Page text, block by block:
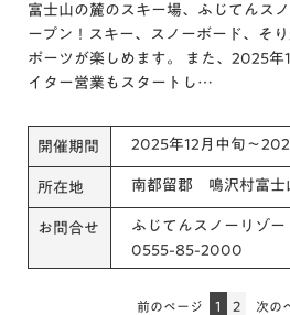
富士山の麓のスキー場、ふじてんス
ープン！スキー、スノーボード、そ
ポーツが楽しめます。 また、2025
イター営業もスタートし…
開催期間 2025年12月中旬～
所在地 南都留郡 鳴沢村富士
お問合せ
ふじてんスノーリゾー
0555-85-2000
前のページ 1 2 次の